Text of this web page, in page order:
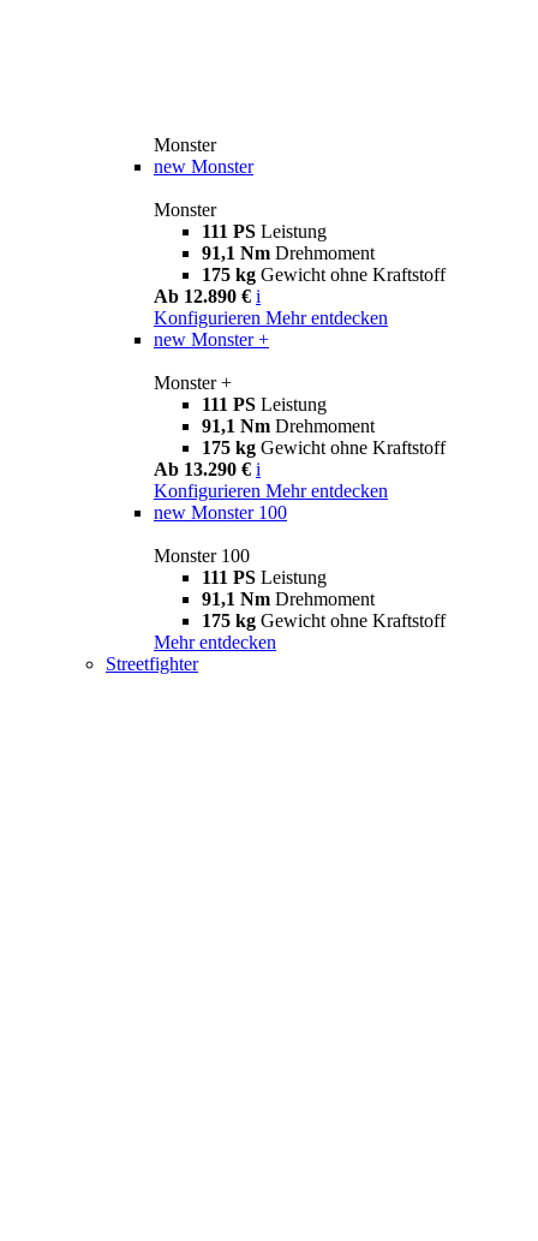
Monster
new Monster
Monster
111 PS Leistung
91,1 Nm Drehmoment
175 kg Gewicht ohne Kraftstoff
Ab 12.890 € i
Konfigurieren Mehr entdecken
new Monster +
Monster +
111 PS Leistung
91,1 Nm Drehmoment
175 kg Gewicht ohne Kraftstoff
Ab 13.290 € i
Konfigurieren Mehr entdecken
new Monster 100
Monster 100
111 PS Leistung
91,1 Nm Drehmoment
175 kg Gewicht ohne Kraftstoff
Mehr entdecken
Streetfighter